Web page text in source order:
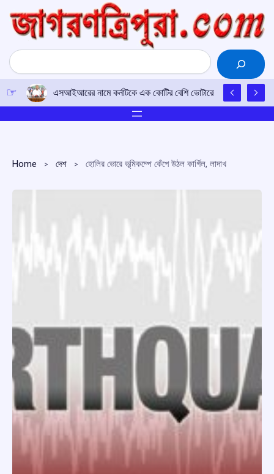
content
Search
এসআইআরের নামে কর্নাটকে এক কোটির বেশি ভোটারের নাম বাদ দেওয়ার
Home দেশ হোলির ভোরে ভূমিকম্পে কেঁপে উঠল কার্গিল, লাদাখ